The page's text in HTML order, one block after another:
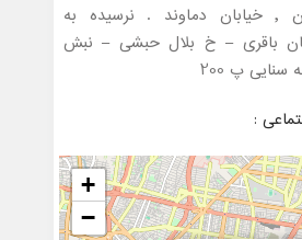
, خیابان دماوند . نرسیده به
باقری – خ بلال حبشی – نبش
سنایی پ 200
:
+
−